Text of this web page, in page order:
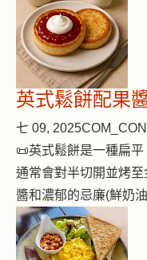
英式鬆餅配果
七 09, 2025
📜英式鬆餅是一種扁平
通常會對半切開並烤
醬和濃郁的忌廉(鮮奶